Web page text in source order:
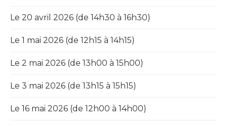
Le 20 avril 2026 (de 14h30 à 16h30)
Le 1 mai 2026 (de 12h15 à 14h15)
Le 2 mai 2026 (de 13h00 à 15h00)
Le 3 mai 2026 (de 13h15 à 15h15)
Le 16 mai 2026 (de 12h00 à 14h00)